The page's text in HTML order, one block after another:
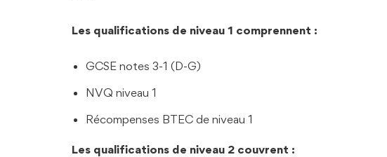
Les qualifications de niveau 1 comprennent :
GCSE notes 3-1 (D-G)
NVQ niveau 1
Récompenses BTEC de niveau 1
Les qualifications de niveau 2 couvrent :